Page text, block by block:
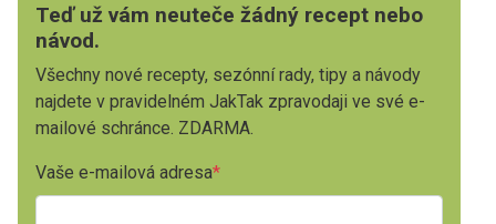
Teď už vám neuteče žádný recept nebo
návod.
Všechny nové recepty, sezónní rady, tipy a návody
najdete v pravidelném JakTak zpravodaji ve své e-
mailové schránce. ZDARMA.
Vaše e-mailová adresa